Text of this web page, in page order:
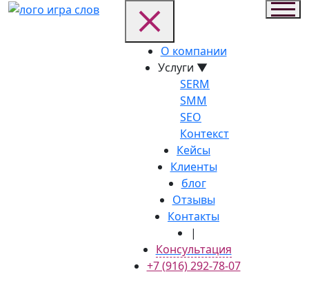
О компании
Услуги ▼
SERM
SMM
SEO
Контекст
Кейсы
Клиенты
блог
Отзывы
Контакты
|
Консультация
+7 (916) 292-78-07